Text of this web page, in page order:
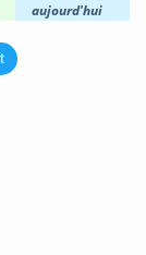
aujourd'hui